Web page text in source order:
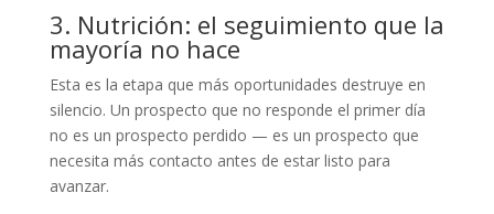
3. Nutrición: el seguimiento que la
mayoría no hace
Esta es la etapa que más oportunidades destruye en
silencio. Un prospecto que no responde el primer día
no es un prospecto perdido — es un prospecto que
necesita más contacto antes de estar listo para
avanzar.